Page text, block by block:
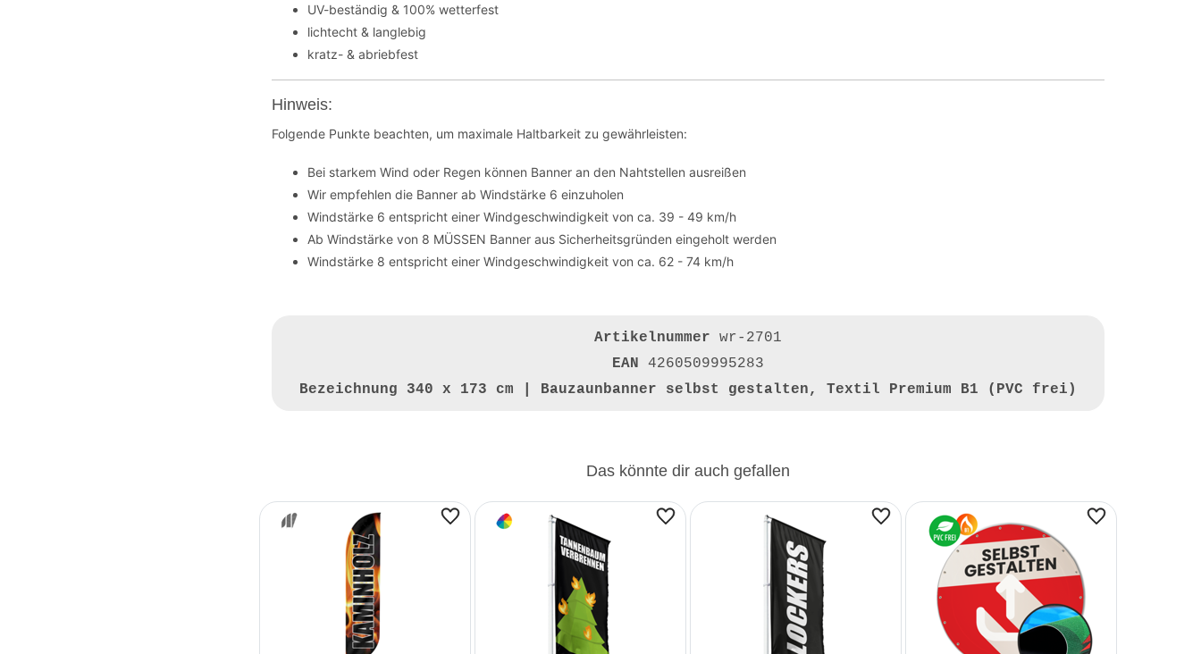
UV-beständig & 100% wetterfest
lichtecht & langlebig
kratz- & abriebfest
Hinweis:
Folgende Punkte beachten, um maximale Haltbarkeit zu gewährleisten:
Bei starkem Wind oder Regen können Banner an den Nahtstellen ausreißen
Wir empfehlen die Banner ab Windstärke 6 einzuholen
Windstärke 6 entspricht einer Windgeschwindigkeit von ca. 39 - 49 km/h
Ab Windstärke von 8 MÜSSEN Banner aus Sicherheitsgründen eingeholt werden
Windstärke 8 entspricht einer Windgeschwindigkeit von ca. 62 - 74 km/h
Artikelnummer wr-2701
EAN 4260509995283
Bezeichnung 340 x 173 cm | Bauzaunbanner selbst gestalten, Textil Premium B1 (PVC frei)
Das könnte dir auch gefallen